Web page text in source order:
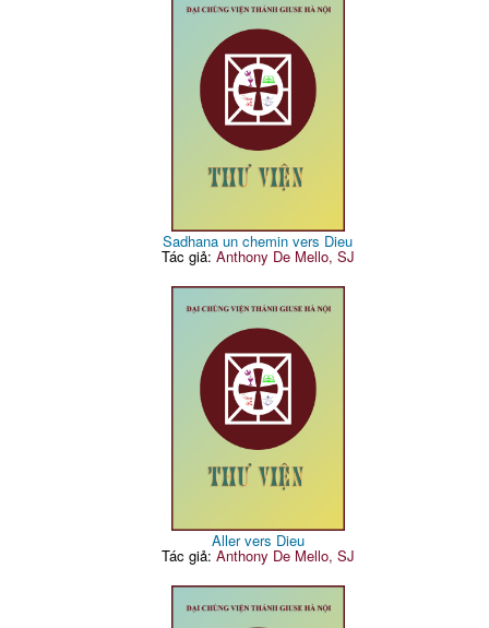
Sadhana un chemin vers Dieu
Tác giả: Anthony De Mello, SJ
Aller vers Dieu
Tác giả: Anthony De Mello, SJ